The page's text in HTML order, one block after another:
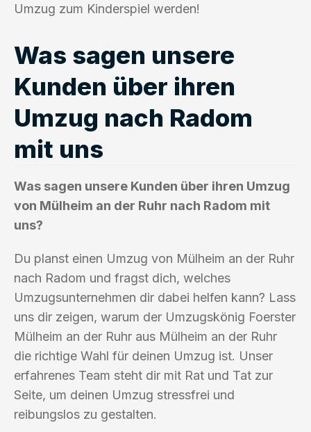
Umzug zum Kinderspiel werden!
Was sagen unsere
Kunden über ihren
Umzug nach Radom
mit uns
Was sagen unsere Kunden über ihren Umzug
von Mülheim an der Ruhr nach Radom mit
uns?
Du planst einen Umzug von Mülheim an der Ruhr
nach Radom und fragst dich, welches
Umzugsunternehmen dir dabei helfen kann? Lass
uns dir zeigen, warum der Umzugskönig Foerster
Mülheim an der Ruhr aus Mülheim an der Ruhr
die richtige Wahl für deinen Umzug ist. Unser
erfahrenes Team steht dir mit Rat und Tat zur
Seite, um deinen Umzug stressfrei und
reibungslos zu gestalten.